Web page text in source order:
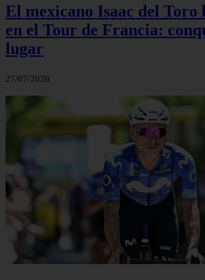
El mexicano Isaac del Toro
en el Tour de Francia:
lugar
27/07/2026